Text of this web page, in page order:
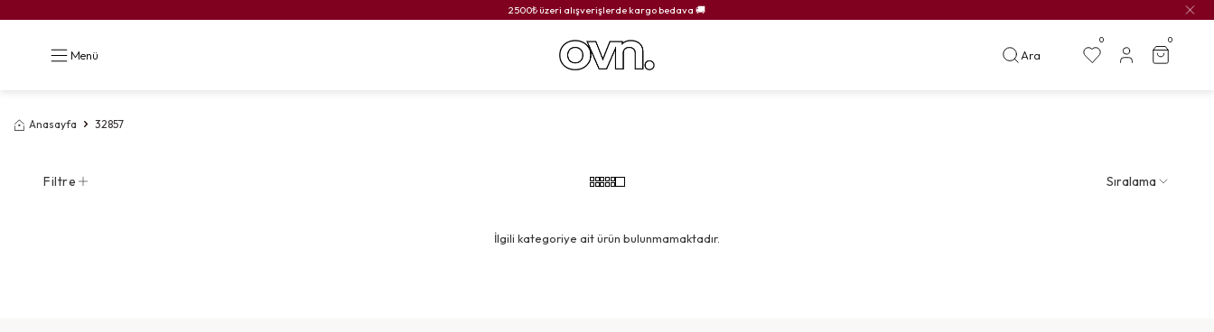
2500₺ üzeri alışverişlerde kargo bedava 🚚
Menü Ara
0 0
Anasayfa 32857
Filtre Sıralama
İlgili kategoriye ait ürün bulunmamaktadır.